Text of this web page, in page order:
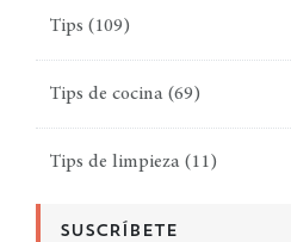
Tips (109)
Tips de cocina (69)
Tips de limpieza (11)
SUSCRÍBETE